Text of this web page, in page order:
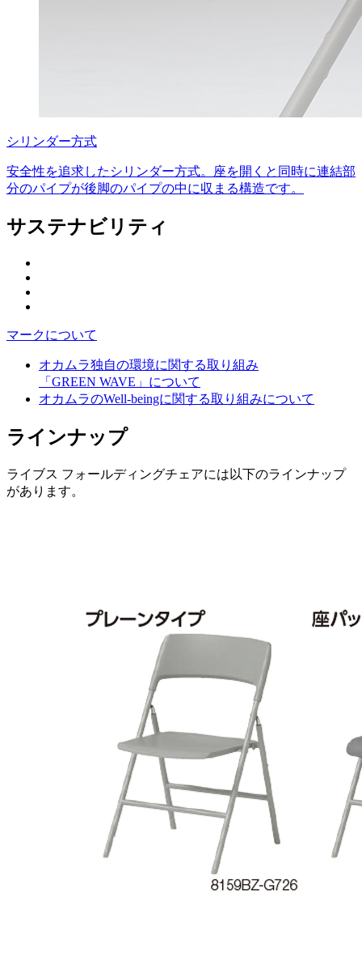
シリンダー方式
安全性を追求したシリンダー方式。座を開くと同時に連結部
分のパイプが後脚のパイプの中に収まる構造です。
サステナビリティ
マークについて
オカムラ独自の環境に関する取り組み
「GREEN WAVE」について
オカムラのWell-beingに関する取り組みについて
ラインナップ
ライブス フォールディングチェアには以下のラインナップ
があります。